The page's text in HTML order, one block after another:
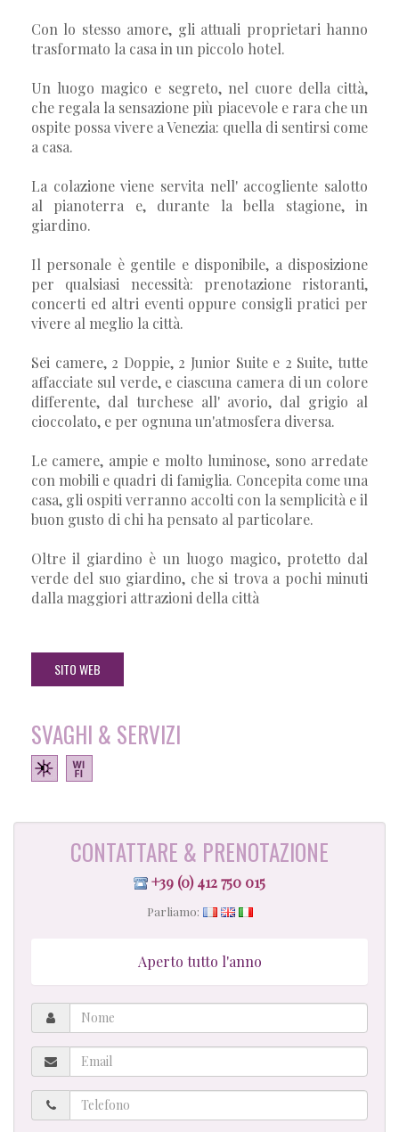
Con lo stesso amore, gli attuali proprietari hanno
trasformato la casa in un piccolo hotel.
Un luogo magico e segreto, nel cuore della città,
che regala la sensazione più piacevole e rara che un
ospite possa vivere a Venezia: quella di sentirsi come
a casa.
La colazione viene servita nell' accogliente salotto
al pianoterra e, durante la bella stagione, in
giardino.
Il personale è gentile e disponibile, a disposizione
per qualsiasi necessità: prenotazione ristoranti,
concerti ed altri eventi oppure consigli pratici per
vivere al meglio la città.
Sei camere, 2 Doppie, 2 Junior Suite e 2 Suite, tutte
affacciate sul verde, e ciascuna camera di un colore
differente, dal turchese all' avorio, dal grigio al
cioccolato, e per ognuna un'atmosfera diversa.
Le camere, ampie e molto luminose, sono arredate
con mobili e quadri di famiglia. Concepita come una
casa, gli ospiti verranno accolti con la semplicità e il
buon gusto di chi ha pensato al particolare.
Oltre il giardino è un luogo magico, protetto dal
verde del suo giardino, che si trova a pochi minuti
dalla maggiori attrazioni della città
SITO WEB
SVAGHI & SERVIZI
CONTATTARE & PRENOTAZIONE
+39 (0) 412 750 015
Parliamo:
Aperto tutto l'anno
Nome
Email
Telefono